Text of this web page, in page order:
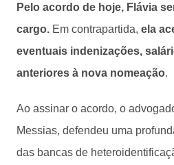
Pelo acordo de hoje, Flávia
cargo. Em contrapartida, ela
eventuais indenizações,
anteriores à nova nomeação.
Ao assinar o acordo, o
Messias, defendeu uma
das bancas de